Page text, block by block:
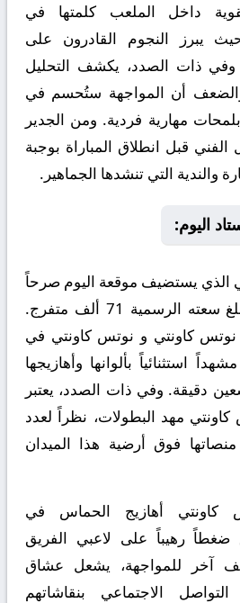
داخل الملعب كلمتها في
يبرز النجوم القادرون على
ذات الصدد، يكشف التحليل
والضعف أن المواجهة ستُحسم في
مهارية فردية. ومن الجدير
الفني قبل انطلاق المباراة بوجبة
والندية التي تنشدها الجماهير.
اليوم:
الذي يستضيف موقعة اليوم صرحاً
رياضياً عملاقاً، حيث تبلغ سعته الرسمية 71 ألف متفرج.
نوتس كاونتي و نوتس كاونتي في
استثنائياً بألوانها وأهازيجها
دقيقة. وفي ذات الصدد، يعتبر
مهد البطولات، نظراً لعدد
فوق أرضية هذا الميدان
كاونتي أهازيج الحماس في
ضغطاً رهيباً على لاعبي الفريق
آخر للمواجهة، يشعل عشاق
الاجتماعي بنقاشاتهم